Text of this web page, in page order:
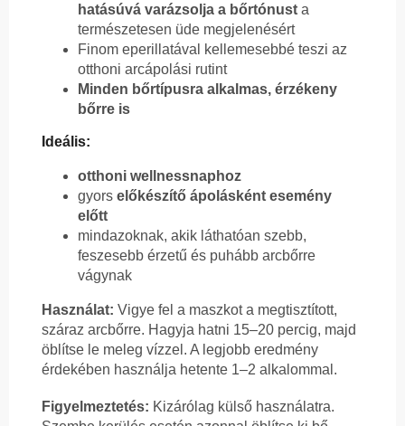
hatásúvá varázsolja a bőrtónust a
természetesen üde megjelenésért
Finom eperillatával kellemesebbé teszi az
otthoni arcápolási rutint
Minden bőrtípusra alkalmas, érzékeny
bőrre is
Ideális:
otthoni wellnessnaphoz
gyors előkészítő ápolásként esemény
előtt
mindazoknak, akik láthatóan szebb,
feszesebb érzetű és puhább arcbőrre
vágynak
Használat: Vigye fel a maszkot a megtisztított,
száraz arcbőrre. Hagyja hatni 15–20 percig, majd
öblítse le meleg vízzel. A legjobb eredmény
érdekében használja hetente 1–2 alkalommal.
Figyelmeztetés: Kizárólag külső használatra.